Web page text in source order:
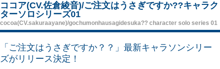
ココア(CV.佐倉綾音)/ご注文はうさぎですか??キャラク
ターソロシリーズ01
cocoa(CV.sakuraayane)/gochumonhausagidesuka?? character solo series 01
「ご注文はうさぎですか？？」最新キャラソンシリー
ズがリリース決定！